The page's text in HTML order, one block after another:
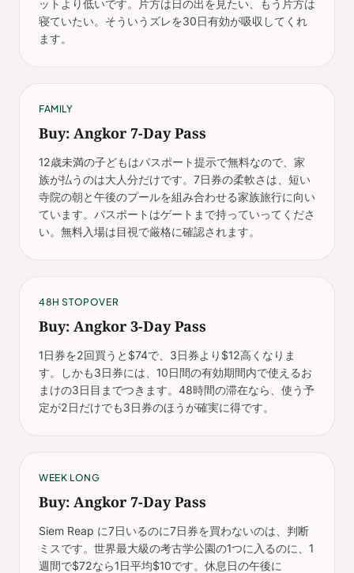
ットより低いです。片方は日の出を見たい、もう片方は
寝ていたい。そういうズレを30日有効が吸収してくれ
ます。
FAMILY
Buy: Angkor 7-Day Pass
12歳未満の子どもはパスポート提示で無料なので、家
族が払うのは大人分だけです。7日券の柔軟さは、短い
寺院の朝と午後のプールを組み合わせる家族旅行に向い
ています。パスポートはゲートまで持っていってくださ
い。無料入場は目視で厳格に確認されます。
48H STOPOVER
Buy: Angkor 3-Day Pass
1日券を2回買うと$74で、3日券より$12高くなりま
す。しかも3日券には、10日間の有効期間内で使えるお
まけの3日目までつきます。48時間の滞在なら、使う予
定が2日だけでも3日券のほうが確実に得です。
WEEK LONG
Buy: Angkor 7-Day Pass
Siem Reap に7日いるのに7日券を買わないのは、判断
ミスです。世界最大級の考古学公園の1つに入るのに、1
週間で$72なら1日平均$10です。休息日の午後に